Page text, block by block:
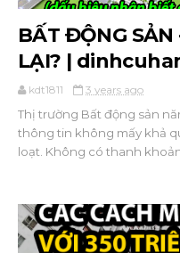
BẤT ĐỘNG SẢN
LẠI? |
kdt1811 3 years ago
Thị trường Bất động sản
thông tin không mấy khả
loạt. Không có thanh